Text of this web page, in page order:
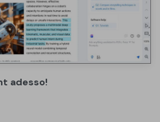
adesso!